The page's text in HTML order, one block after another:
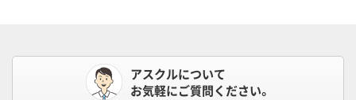
アスクルについて
お気軽にご質問ください。